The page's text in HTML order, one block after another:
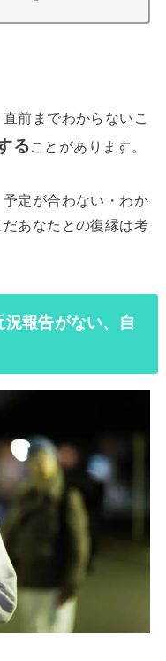
前までわからないこ
ることがあります。
定が合わない・わか
あなたとの復縁は考
報告がない、自